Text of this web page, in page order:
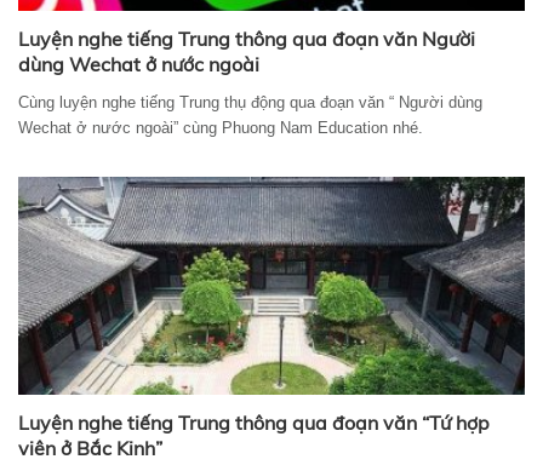
Luyện nghe tiếng Trung thông qua đoạn văn Người
dùng Wechat ở nước ngoài
Cùng luyện nghe tiếng Trung thụ động qua đoạn văn “ Người dùng
Wechat ở nước ngoài” cùng Phuong Nam Education nhé.
Luyện nghe tiếng Trung thông qua đoạn văn “Tứ hợp
viên ở Bắc Kinh”